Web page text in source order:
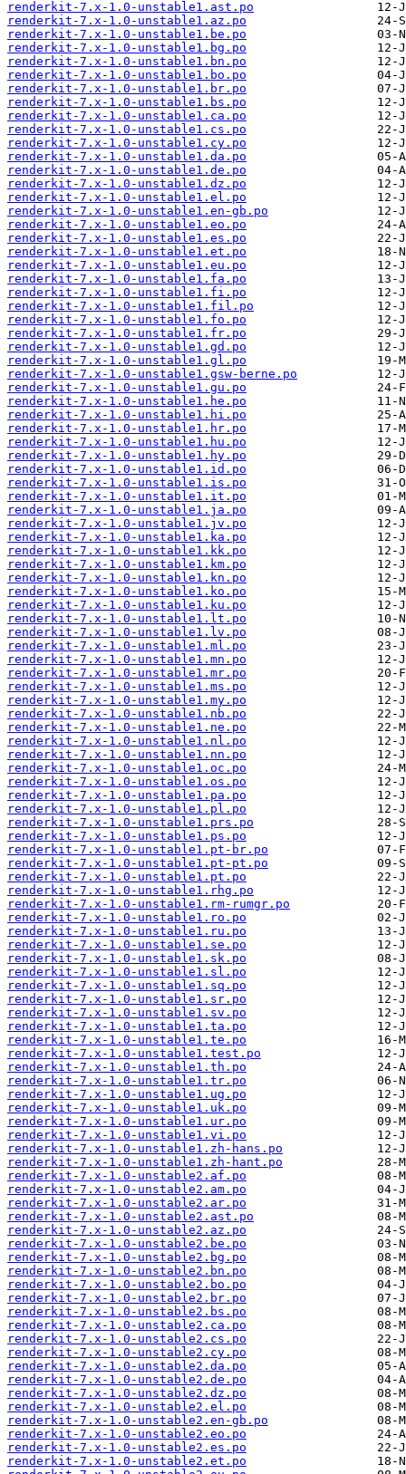
renderkit-7.x-1.0-unstable1.ast.po
renderkit-7.x-1.0-unstable1.az.po
renderkit-7.x-1.0-unstable1.be.po
renderkit-7.x-1.0-unstable1.bg.po
renderkit-7.x-1.0-unstable1.bn.po
renderkit-7.x-1.0-unstable1.bo.po
renderkit-7.x-1.0-unstable1.br.po
renderkit-7.x-1.0-unstable1.bs.po
renderkit-7.x-1.0-unstable1.ca.po
renderkit-7.x-1.0-unstable1.cs.po
renderkit-7.x-1.0-unstable1.cy.po
renderkit-7.x-1.0-unstable1.da.po
renderkit-7.x-1.0-unstable1.de.po
renderkit-7.x-1.0-unstable1.dz.po
renderkit-7.x-1.0-unstable1.el.po
renderkit-7.x-1.0-unstable1.en-gb.po
renderkit-7.x-1.0-unstable1.eo.po
renderkit-7.x-1.0-unstable1.es.po
renderkit-7.x-1.0-unstable1.et.po
renderkit-7.x-1.0-unstable1.eu.po
renderkit-7.x-1.0-unstable1.fa.po
renderkit-7.x-1.0-unstable1.fi.po
renderkit-7.x-1.0-unstable1.fil.po
renderkit-7.x-1.0-unstable1.fo.po
renderkit-7.x-1.0-unstable1.fr.po
renderkit-7.x-1.0-unstable1.gd.po
renderkit-7.x-1.0-unstable1.gl.po
renderkit-7.x-1.0-unstable1.gsw-berne.po
renderkit-7.x-1.0-unstable1.gu.po
renderkit-7.x-1.0-unstable1.he.po
renderkit-7.x-1.0-unstable1.hi.po
renderkit-7.x-1.0-unstable1.hr.po
renderkit-7.x-1.0-unstable1.hu.po
renderkit-7.x-1.0-unstable1.hy.po
renderkit-7.x-1.0-unstable1.id.po
renderkit-7.x-1.0-unstable1.is.po
renderkit-7.x-1.0-unstable1.it.po
renderkit-7.x-1.0-unstable1.ja.po
renderkit-7.x-1.0-unstable1.jv.po
renderkit-7.x-1.0-unstable1.ka.po
renderkit-7.x-1.0-unstable1.kk.po
renderkit-7.x-1.0-unstable1.km.po
renderkit-7.x-1.0-unstable1.kn.po
renderkit-7.x-1.0-unstable1.ko.po
renderkit-7.x-1.0-unstable1.ku.po
renderkit-7.x-1.0-unstable1.lt.po
renderkit-7.x-1.0-unstable1.lv.po
renderkit-7.x-1.0-unstable1.ml.po
renderkit-7.x-1.0-unstable1.mn.po
renderkit-7.x-1.0-unstable1.mr.po
renderkit-7.x-1.0-unstable1.ms.po
renderkit-7.x-1.0-unstable1.my.po
renderkit-7.x-1.0-unstable1.nb.po
renderkit-7.x-1.0-unstable1.ne.po
renderkit-7.x-1.0-unstable1.nl.po
renderkit-7.x-1.0-unstable1.nn.po
renderkit-7.x-1.0-unstable1.oc.po
renderkit-7.x-1.0-unstable1.os.po
renderkit-7.x-1.0-unstable1.pa.po
renderkit-7.x-1.0-unstable1.pl.po
renderkit-7.x-1.0-unstable1.prs.po
renderkit-7.x-1.0-unstable1.ps.po
renderkit-7.x-1.0-unstable1.pt-br.po
renderkit-7.x-1.0-unstable1.pt-pt.po
renderkit-7.x-1.0-unstable1.pt.po
renderkit-7.x-1.0-unstable1.rhg.po
renderkit-7.x-1.0-unstable1.rm-rumgr.po
renderkit-7.x-1.0-unstable1.ro.po
renderkit-7.x-1.0-unstable1.ru.po
renderkit-7.x-1.0-unstable1.se.po
renderkit-7.x-1.0-unstable1.sk.po
renderkit-7.x-1.0-unstable1.sl.po
renderkit-7.x-1.0-unstable1.sq.po
renderkit-7.x-1.0-unstable1.sr.po
renderkit-7.x-1.0-unstable1.sv.po
renderkit-7.x-1.0-unstable1.ta.po
renderkit-7.x-1.0-unstable1.te.po
renderkit-7.x-1.0-unstable1.test.po
renderkit-7.x-1.0-unstable1.th.po
renderkit-7.x-1.0-unstable1.tr.po
renderkit-7.x-1.0-unstable1.ug.po
renderkit-7.x-1.0-unstable1.uk.po
renderkit-7.x-1.0-unstable1.ur.po
renderkit-7.x-1.0-unstable1.vi.po
renderkit-7.x-1.0-unstable1.zh-hans.po
renderkit-7.x-1.0-unstable1.zh-hant.po
renderkit-7.x-1.0-unstable2.af.po
renderkit-7.x-1.0-unstable2.am.po
renderkit-7.x-1.0-unstable2.ar.po
renderkit-7.x-1.0-unstable2.ast.po
renderkit-7.x-1.0-unstable2.az.po
renderkit-7.x-1.0-unstable2.be.po
renderkit-7.x-1.0-unstable2.bg.po
renderkit-7.x-1.0-unstable2.bn.po
renderkit-7.x-1.0-unstable2.bo.po
renderkit-7.x-1.0-unstable2.br.po
renderkit-7.x-1.0-unstable2.bs.po
renderkit-7.x-1.0-unstable2.ca.po
renderkit-7.x-1.0-unstable2.cs.po
renderkit-7.x-1.0-unstable2.cy.po
renderkit-7.x-1.0-unstable2.da.po
renderkit-7.x-1.0-unstable2.de.po
renderkit-7.x-1.0-unstable2.dz.po
renderkit-7.x-1.0-unstable2.el.po
renderkit-7.x-1.0-unstable2.en-gb.po
renderkit-7.x-1.0-unstable2.eo.po
renderkit-7.x-1.0-unstable2.es.po
renderkit-7.x-1.0-unstable2.et.po